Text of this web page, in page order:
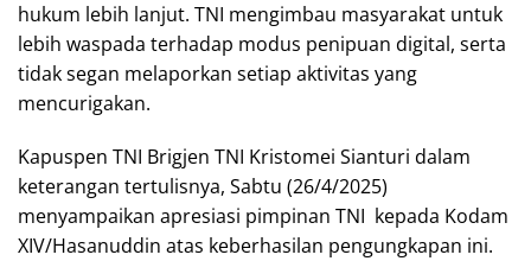
hukum lebih lanjut. TNI mengimbau masyarakat untuk
lebih waspada terhadap modus penipuan digital, serta
tidak segan melaporkan setiap aktivitas yang
mencurigakan.
Kapuspen TNI Brigjen TNI Kristomei Sianturi dalam
keterangan tertulisnya, Sabtu (26/4/2025)
menyampaikan apresiasi pimpinan TNI kepada Kodam
XIV/Hasanuddin atas keberhasilan pengungkapan ini.